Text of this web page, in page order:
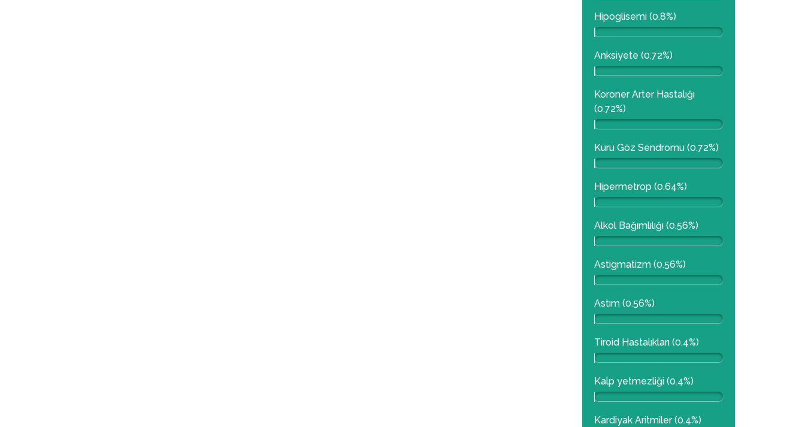
Hipoglisemi (0.8%)
Anksiyete (0.72%)
Koroner Arter Hastalığı
(0.72%)
Kuru Göz Sendromu (0.72%)
Hipermetrop (0.64%)
Alkol Bağımlılığı (0.56%)
Astigmatizm (0.56%)
Astım (0.56%)
Tiroid Hastalıkları (0.4%)
Kalp yetmezliği (0.4%)
Kardiyak Aritmiler (0.4%)